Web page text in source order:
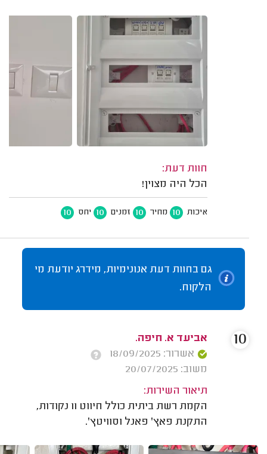
חוות דעת:
הכל היה מצוין!
איכות 10 מחיר 10 זמנים 10 יחס 10
גם בחוות דעת אנונימיות, מידרג יודעת מי
הלקוח.
אביעד א. חיפה.
אשרור: 18/09/2025
משוב: 20/07/2025
תיאור השירות:
הקמת רשת ביתית כולל חיווט 11 נקודות,
התקנת פאץ' פאנל וסוויטץ'.
10